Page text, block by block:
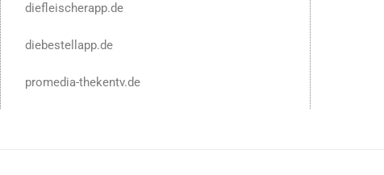
diefleischerapp.de
diebestellapp.de
promedia-thekentv.de